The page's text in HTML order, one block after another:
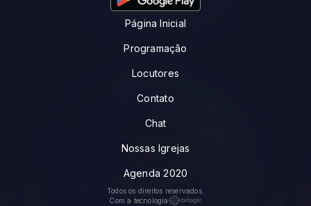
Página Inicial
Programação
Locutores
Contato
Chat
Nossas Igrejas
Agenda 2020
Todos os direitos reservados.
Com a tecnologia